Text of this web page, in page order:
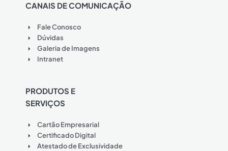
CANAIS DE COMUNICAÇÃO
Fale Conosco
Dúvidas
Galeria de Imagens
Intranet
PRODUTOS E
SERVIÇOS
Cartão Empresarial
Certificado Digital
Atestado de Exclusividade